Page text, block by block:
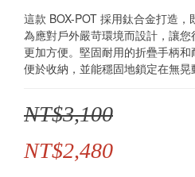
這款 BOX-POT 採用鈦合金打造
為應對戶外嚴苛環境而設計，讓
更加方便。堅固耐用的折疊手柄
便於收納，並能穩固地鎖定在無晃
NT$3,100
NT$2,480